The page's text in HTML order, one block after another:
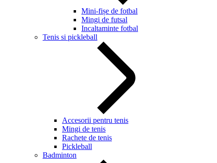
Mini-fișe de fotbal
Mingi de futsal
Incaltaminte fotbal
Tenis si pickleball
Accesorii pentru tenis
Mingi de tenis
Rachete de tenis
Pickleball
Badminton